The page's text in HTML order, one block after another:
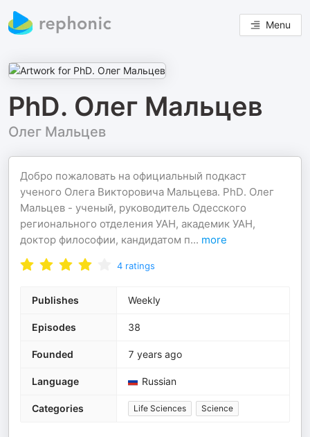
Menu
PhD. Олег Мальцев
Олег Мальцев
Добро пожаловать на официальный подкаст
ученого Олега Викторовича Мальцева. PhD. Олег
Мальцев - ученый, руководитель Одесского
регионального отделения УАН, академик УАН,
доктор философии, кандидатом п... more
4 ratings
Publishes Weekly
Episodes 38
Founded 7 years ago
Language Russian
Categories Life Sciences Science